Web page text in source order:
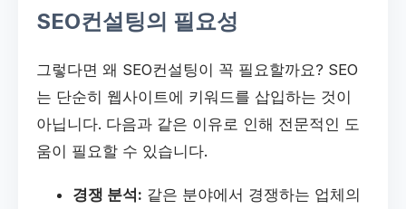
SEO컨설팅의 필요성
그렇다면 왜 SEO컨설팅이 꼭 필요할까요? SEO
는 단순히 웹사이트에 키워드를 삽입하는 것이
아닙니다. 다음과 같은 이유로 인해 전문적인 도
움이 필요할 수 있습니다.
경쟁 분석: 같은 분야에서 경쟁하는 업체의